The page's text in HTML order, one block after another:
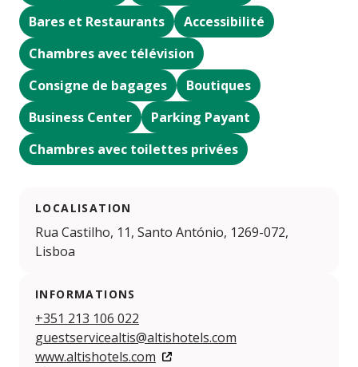
Bares et Restaurants
Accessibilité
Chambres avec télévision
Consigne de bagages
Boutiques
Business Center
Parking Payant
Chambres avec toilettes privées
LOCALISATION
Rua Castilho, 11, Santo António, 1269-072,
Lisboa
INFORMATIONS
+351 213 106 022
guestservicealtis@altishotels.com
www.altishotels.com